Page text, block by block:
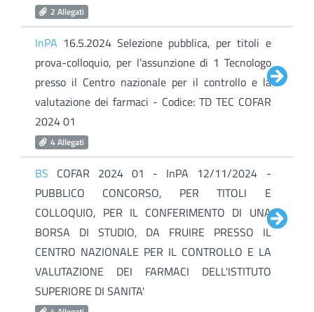
2 Allegati
InPA 16.5.2024 Selezione pubblica, per titoli e
prova-colloquio, per l’assunzione di 1 Tecnologo
presso il Centro nazionale per il controllo e la
valutazione dei farmaci - Codice: TD TEC COFAR
2024 01
4 Allegati
BS COFAR 2024 01 - InPA 12/11/2024 -
PUBBLICO CONCORSO, PER TITOLI E
COLLOQUIO, PER IL CONFERIMENTO DI UNA
BORSA DI STUDIO, DA FRUIRE PRESSO IL
CENTRO NAZIONALE PER IL CONTROLLO E LA
VALUTAZIONE DEI FARMACI DELL'ISTITUTO
SUPERIORE DI SANITA'